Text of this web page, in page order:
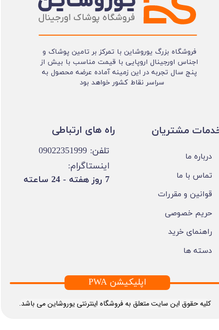
فروشگاه بزرگ یوروشاین با تمرکز بر تامین پوشاک و
اجناس اورجینال اروپایی با قیمت مناسب با بیش از
پنج سال تجربه در این زمینه آماده عرضه محصول به
سراسر نقاط کشور خواهد بود
​کلیه حقوق این سایت متعلق به فروشگاه اینترنتی یوروشاین می باشد.
مشتریان
درباره ما
تماس با ما
قوانین و مقررات
حریم خصوصی
راهنمای خرید
دسته ها
تلفن: 09022351999
اینستاگرام:
​7 روز هفته - 24 ساعته ​​​​​​​
PWA اپلیکیشن
​​راه های ارتباطی